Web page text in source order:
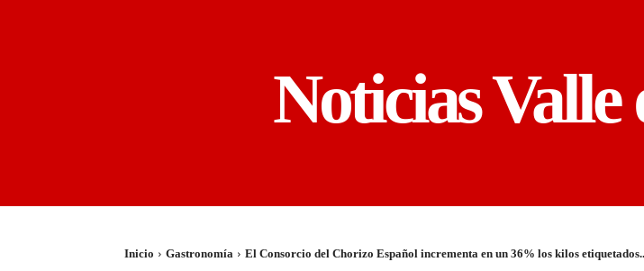
Noticias
Inicio Gastronomía El Consorcio del Chorizo Español incrementa en un 36% los kilos